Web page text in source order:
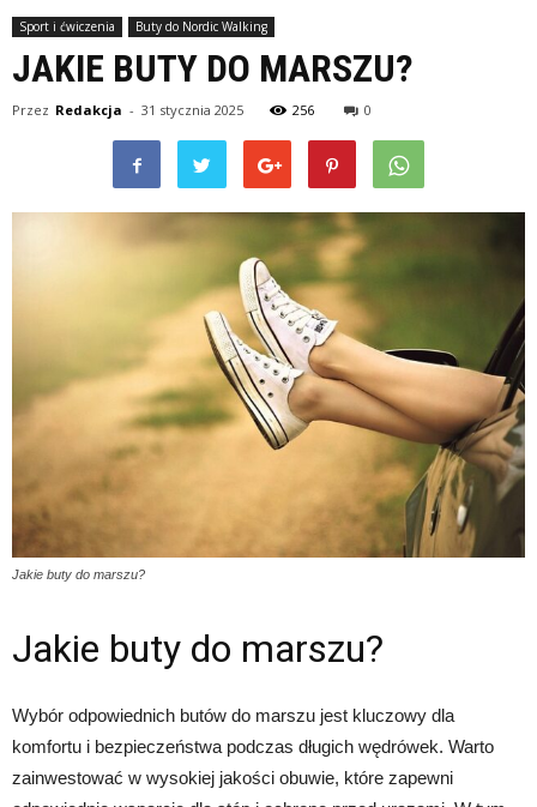
Sport i ćwiczenia Buty do Nordic Walking
JAKIE BUTY DO MARSZU?
Przez Redakcja - 31 stycznia 2025 256 0
Jakie buty do marszu?
Jakie buty do marszu?
Wybór odpowiednich butów do marszu jest kluczowy dla
komfortu i bezpieczeństwa podczas długich wędrówek. Warto
zainwestować w wysokiej jakości obuwie, które zapewni